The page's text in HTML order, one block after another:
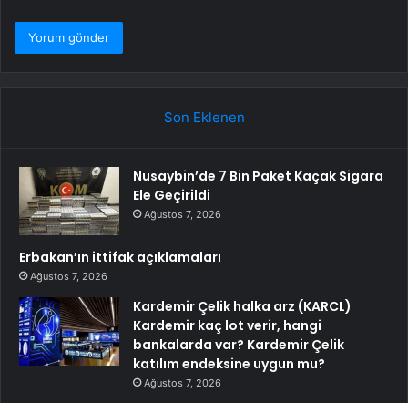
Son Eklenen
Nusaybin’de 7 Bin Paket Kaçak Sigara
Ele Geçirildi
Ağustos 7, 2026
Erbakan’ın ittifak açıklamaları
Ağustos 7, 2026
Kardemir Çelik halka arz (KARCL)
Kardemir kaç lot verir, hangi
bankalarda var? Kardemir Çelik
katılım endeksine uygun mu?
Ağustos 7, 2026